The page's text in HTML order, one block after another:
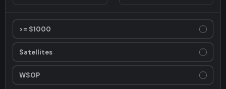
>= $1000 ✓
Satellites ✓
WSOP ✓